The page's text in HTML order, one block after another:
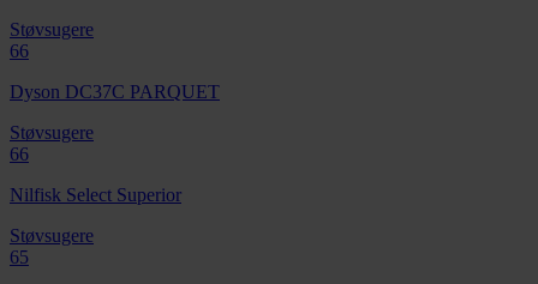
Støvsugere
66
Dyson DC37C PARQUET
Støvsugere
66
Nilfisk Select Superior
Støvsugere
65